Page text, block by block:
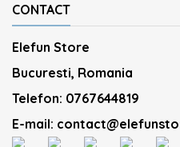
CONTACT
Elefun Store
Bucuresti, Romania
Telefon: 0767644819
E-mail: